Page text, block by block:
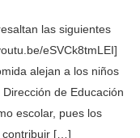
las siguientes
eSVCk8tmLEI]
alejan a los niños
de Educación
escolar, pues los
contribuir […]